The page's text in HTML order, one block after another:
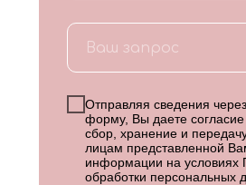
Отправляя сведения
форму, Вы даете согласие
сбор, хранение и
лицам представленной
информации на условиях
обработки персональных